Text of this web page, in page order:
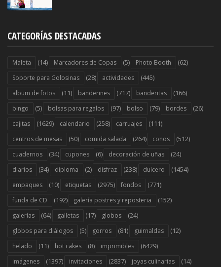
CATEGORÍAS DESTACADAS
Maleta (14) Marcadores de Copas (5) Photo Booth (62)
Soporte para Golosinas (28) actividades (445)
album de fotos (11) banderines (717) banderitas (166)
bingo (5) bolsas para regalos (97) bolso (79) bordes (26)
cajitas (1629) calendario (258) carruajes (111)
centros de mesas (50) comida salada (264) conos (512)
cuadernos (34) cupones (6) decoración de uñas (24)
diarios (34) diploma (2) disfraz (238) dulcero (1454)
empaques (10) etiquetas (2975) fondos (771)
funda de CD (192) galería postres y reposteria (152)
galerías (64) galletas (17) globos (24)
globos para diálogos (5) gorros (81) guirnaldas (12)
helado (11) hot cakes (8) imprimibles (6429)
imágenes (1397) invitaciones (2837) joyas culinarias (14)